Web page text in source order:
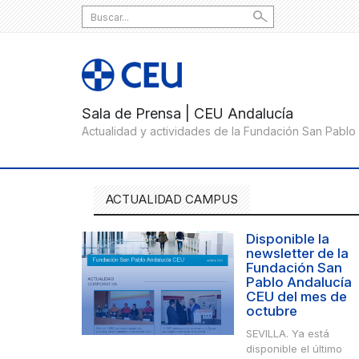
Search
for:
ACTUALIDAD CAMPUS
Disponible la
newsletter de la
Fundación San
Pablo Andalucía
CEU del mes de
octubre
SEVILLA. Ya está
disponible el último